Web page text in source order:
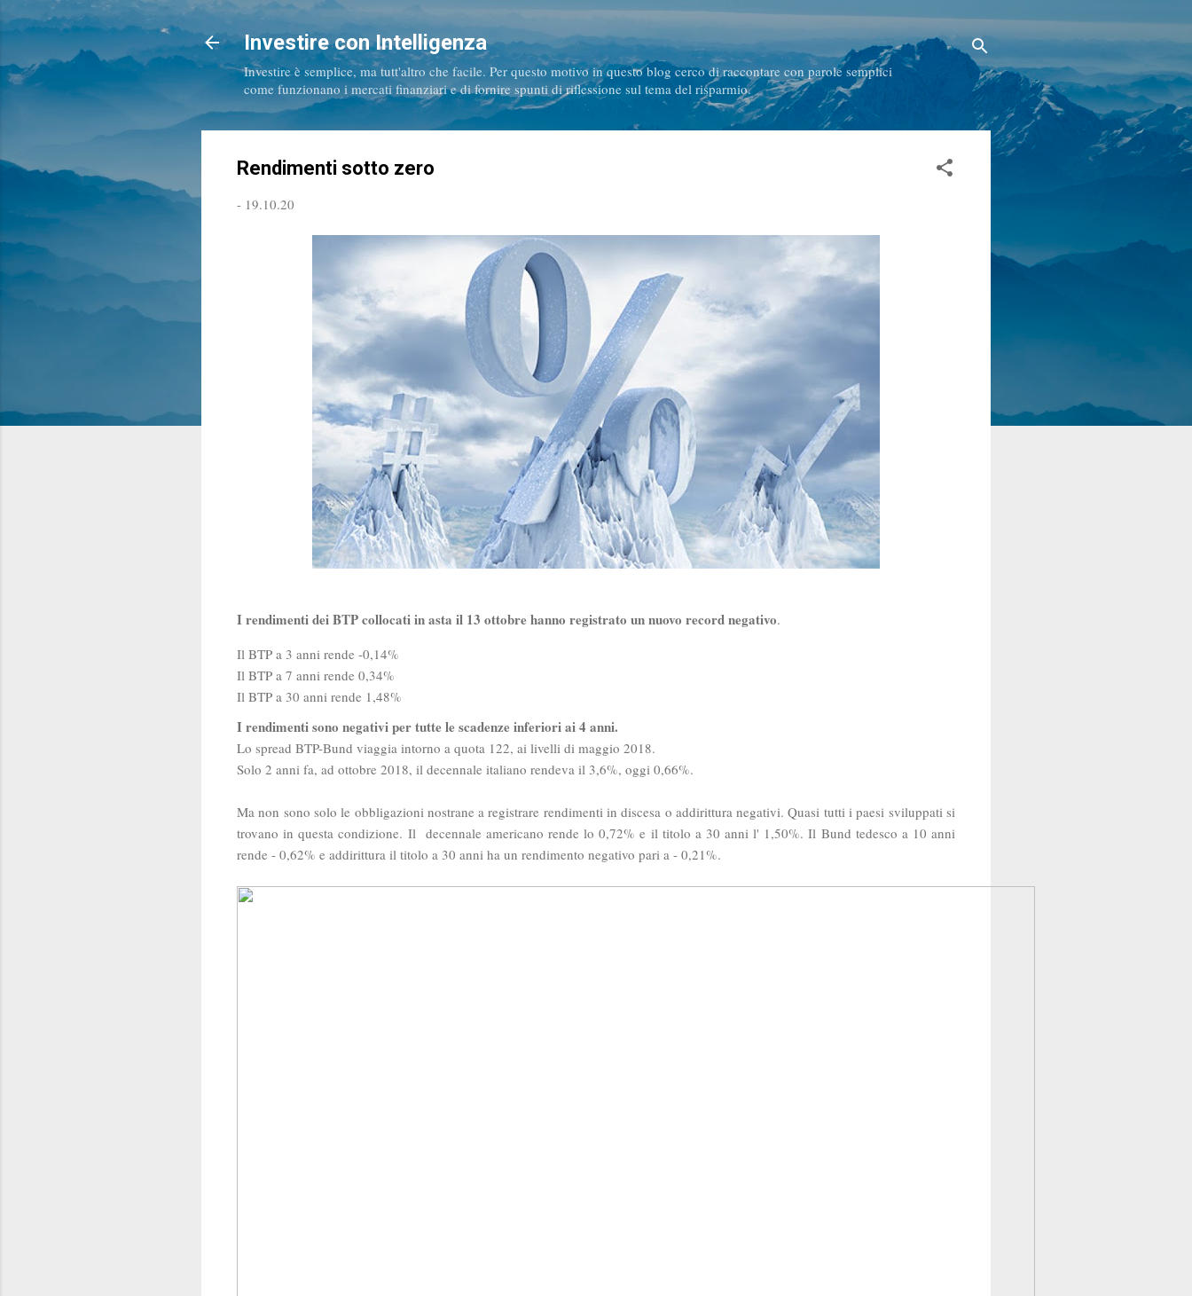
Investire con Intelligenza
Investire è semplice, ma tutt'altro che facile. Per questo motivo in questo blog cerco di raccontare con parole semplici
come funzionano i mercati finanziari e di fornire spunti di riflessione sul tema del risparmio.
Rendimenti sotto zero
- 19.10.20
I rendimenti dei BTP collocati in asta il 13 ottobre hanno registrato un nuovo record negativo.
Il BTP a 3 anni rende -0,14%
Il BTP a 7 anni rende 0,34%
Il BTP a 30 anni rende 1,48%
I rendimenti sono negativi per tutte le scadenze inferiori ai 4 anni.
Lo spread BTP-Bund viaggia intorno a quota 122, ai livelli di maggio 2018.
Solo 2 anni fa, ad ottobre 2018, il decennale italiano rendeva il 3,6%, oggi 0,66%.
Ma non sono solo le obbligazioni nostrane a registrare rendimenti in discesa o addirittura negativi. Quasi tutti i paesi sviluppati si
trovano in questa condizione. Il decennale americano rende lo 0,72% e il titolo a 30 anni l' 1,50%. Il Bund tedesco a 10 anni
rende - 0,62% e addirittura il titolo a 30 anni ha un rendimento negativo pari a - 0,21%.